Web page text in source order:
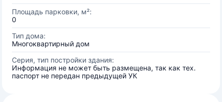
Площадь парковки, м²:
0
Тип дома:
Многоквартирный дом
Серия, тип постройки здания:
Информация не может быть размещена, так как тех.
паспорт не передан предыдущей УК